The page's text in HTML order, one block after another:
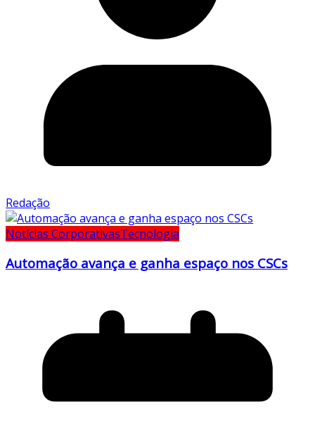
Redação
Notícias CorporativasTecnologia
Automação avança e ganha espaço nos CSCs